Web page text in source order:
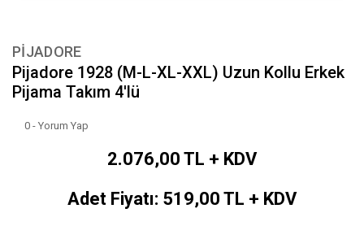
PİJADORE
Pijadore 1928 (M-L-XL-XXL) Uzun Kollu Erkek
Pijama Takım 4'lü
0 - Yorum Yap
2.076,00 TL + KDV
Adet Fiyatı: 519,00 TL + KDV